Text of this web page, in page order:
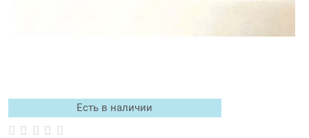
Есть в наличии